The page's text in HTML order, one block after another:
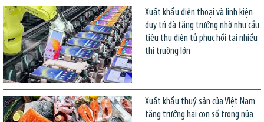
Xuất khẩu điện thoại và linh kiện
duy trì đà tăng trưởng nhờ nhu cầu
tiêu thụ điện tử phục hồi tại nhiều
thị trường lớn
Xuất khẩu thuỷ sản của Việt Nam
tăng trưởng hai con số trong nửa